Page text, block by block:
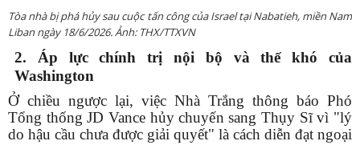
Tòa nhà bị phá hủy sau cuộc tấn công của Israel tại Nabatieh, miền Nam
Liban ngày 18/6/2026. Ảnh: THX/TTXVN
2. Áp lực chính trị nội bộ và thế khó của
Washington
Ở chiều ngược lại, việc Nhà Trắng thông báo Phó
Tổng thống JD Vance hủy chuyến sang Thụy Sĩ vì "lý
do hậu cầu chưa được giải quyết" là cách diễn đạt ngoại